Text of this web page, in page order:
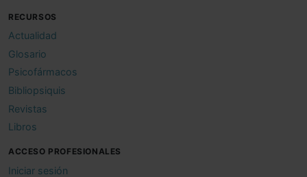
RECURSOS
Actualidad
Glosario
Psicofármacos
Bibliopsiquis
Revistas
Libros
ACCESO PROFESIONALES
Iniciar sesión